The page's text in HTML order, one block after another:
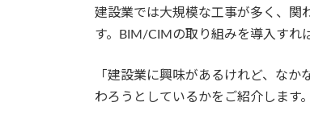
建設業では大規模な工事が多く、関
す。BIM/CIMの取り組みを導入すれ
「建設業に興味があるけれど、な
わろうとしているかをご紹介します。